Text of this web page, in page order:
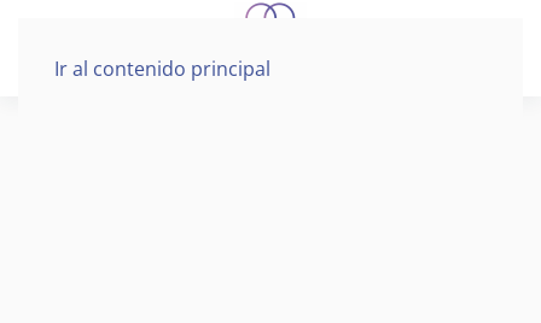
Ir al contenido principal